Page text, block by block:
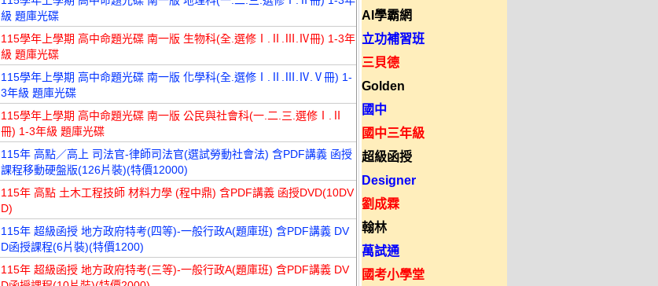
級 題庫光碟
115學年上學期 高中命題光碟 南一版 生物科(全.選修Ⅰ.Ⅱ.Ⅲ.Ⅳ冊) 1-3年
級 題庫光碟
115學年上學期 高中命題光碟 南一版 化學科(全.選修Ⅰ.Ⅱ.Ⅲ.Ⅳ.Ⅴ冊) 1-
3年級 題庫光碟
115學年上學期 高中命題光碟 南一版 公民與社會科(一.二.三.選修Ⅰ.Ⅱ
冊) 1-3年級 題庫光碟
115年 高點／高上 司法官-律師司法官(選試勞動社會法) 含PDF講義 函授
課程移動硬盤版(126片裝)(特價12000)
115年 高點 土木工程技師 材料力學 (程中鼎) 含PDF講義 函授DVD(10DV
D)
115年 超級函授 地方政府特考(四等)-一般行政A(題庫班) 含PDF講義 DV
D函授課程(6片裝)(特價1200)
115年 超級函授 地方政府特考(三等)-一般行政A(題庫班) 含PDF講義 DV
AI學霸網
立功補習班
三貝德
Golden
國中
國中三年級
超級函授
Designer
劉成霖
翰林
萬試通
國考小學堂